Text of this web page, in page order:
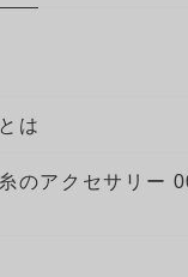
は
のアクセサリー